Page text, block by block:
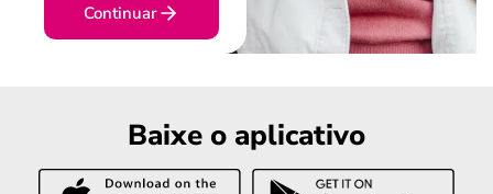
Continuar
Baixe o aplicativo